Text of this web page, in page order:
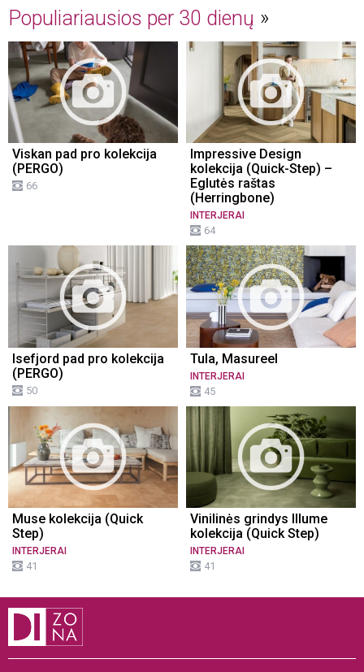
Populiariausios per 30 dienų
Viskan pad pro kolekcija
(PERGO)
66
Impressive Design
kolekcija (Quick-Step) –
Eglutės raštas
(Herringbone)
INTERJERAI
64
Isefjord pad pro kolekcija
(PERGO)
50
Tula, Masureel
INTERJERAI
45
Muse kolekcija (Quick
Step)
INTERJERAI
41
Vinilinės grindys Illume
kolekcija (Quick Step)
INTERJERAI
41